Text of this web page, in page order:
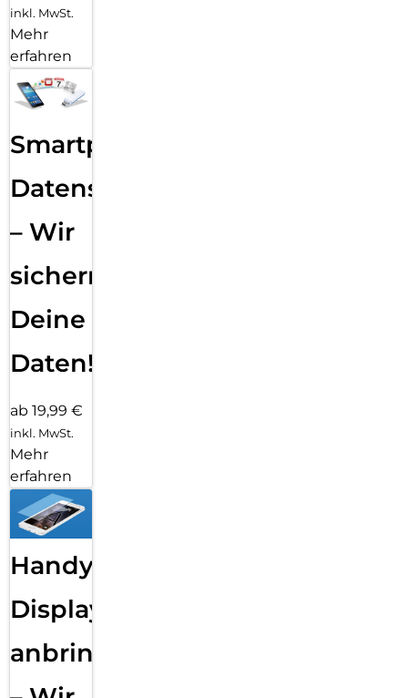
inkl. MwSt.
Mehr
erfahren
Smartphone
Datensicherung
– Wir
sichern
Deine
Daten!
ab 19,99 €
inkl. MwSt.
Mehr
erfahren
Handy
Displayfolie
anbringen